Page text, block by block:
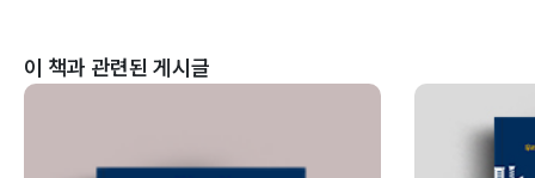
이 책과 관련된 게시글